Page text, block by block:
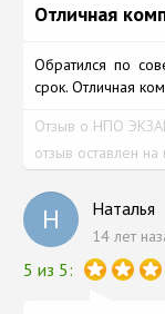
Отличная
Обратился по
срок. Отличная
Отзыв о НПО
отзыв оставлен на
Н Наталья
14 лет
5 из 5: